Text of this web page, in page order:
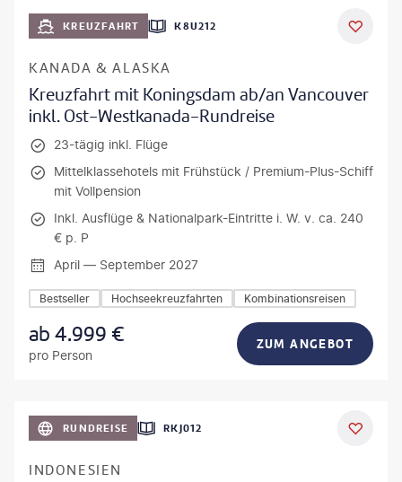
KREUZFAHRT K8U212
KANADA & ALASKA
Kreuzfahrt mit Koningsdam ab/an Vancouver
inkl. Ost-Westkanada-Rundreise
23-tägig inkl. Flüge
Mittelklassehotels mit Frühstück / Premium-Plus-Schiff
mit Vollpension
Inkl. Ausflüge & Nationalpark-Eintritte i. W. v. ca. 240
€ p. P
April — September 2027
Bestseller Hochseekreuzfahrten Kombinationsreisen
ab4.999 €
pro Person
ZUM ANGEBOT
RUNDREISE RKJ012
INDONESIEN